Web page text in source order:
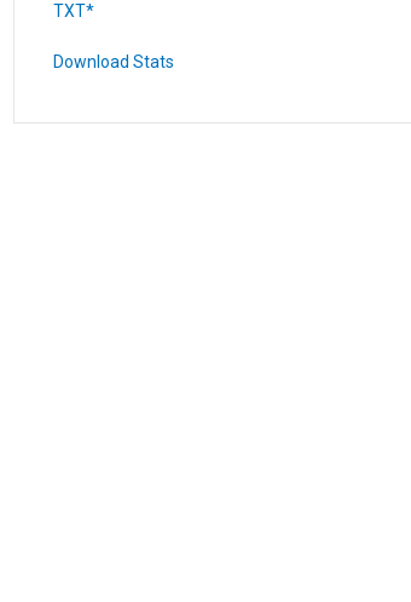
TXT*
Download Stats